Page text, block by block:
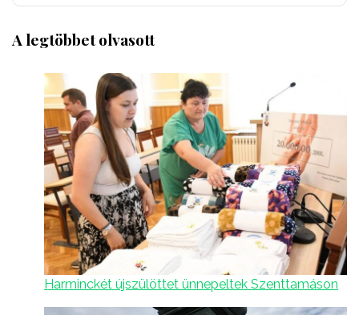
A legtöbbet olvasott
Harminckét újszülöttet ünnepeltek Szenttamáson